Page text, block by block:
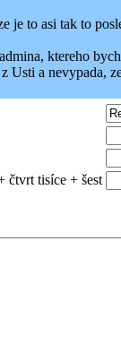
je to asi tak to
ktereho
Usti a nevypada,
čtvrt tisíce + šest